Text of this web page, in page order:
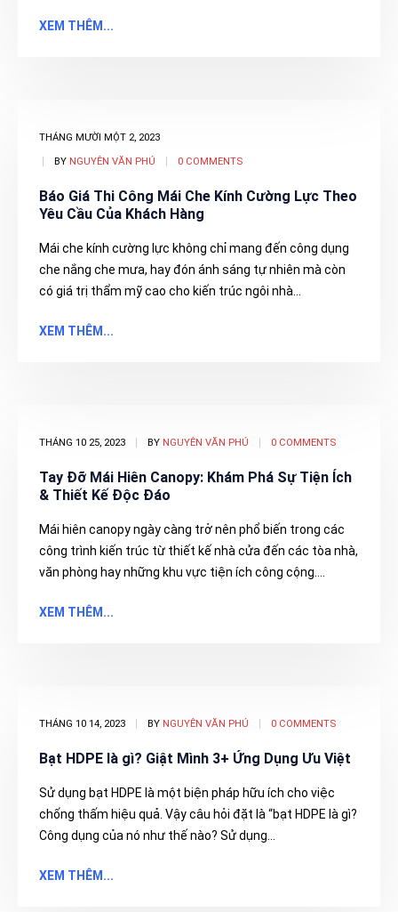
XEM THÊM...
THÁNG MƯỜI MỘT 2, 2023
BY NGUYÊN VĂN PHÚ 0 COMMENTS
Báo Giá Thi Công Mái Che Kính Cường Lực Theo
Yêu Cầu Của Khách Hàng
Mái che kính cường lực không chỉ mang đến công dụng
che nắng che mưa, hay đón ánh sáng tự nhiên mà còn
có giá trị thẩm mỹ cao cho kiến trúc ngôi nhà...
XEM THÊM...
THÁNG 10 25, 2023 BY NGUYÊN VĂN PHÚ 0 COMMENTS
Tay Đỡ Mái Hiên Canopy: Khám Phá Sự Tiện Ích
& Thiết Kế Độc Đáo
Mái hiên canopy ngày càng trở nên phổ biến trong các
công trình kiến trúc từ thiết kế nhà cửa đến các tòa nhà,
văn phòng hay những khu vực tiện ích công cộng....
XEM THÊM...
THÁNG 10 14, 2023 BY NGUYÊN VĂN PHÚ 0 COMMENTS
Bạt HDPE là gì? Giật Mình 3+ Ứng Dụng Ưu Việt
Sử dụng bạt HDPE là một biện pháp hữu ích cho việc
chống thấm hiệu quả. Vậy câu hỏi đặt là “bạt HDPE là gì?
Công dụng của nó như thế nào? Sử dụng...
XEM THÊM...